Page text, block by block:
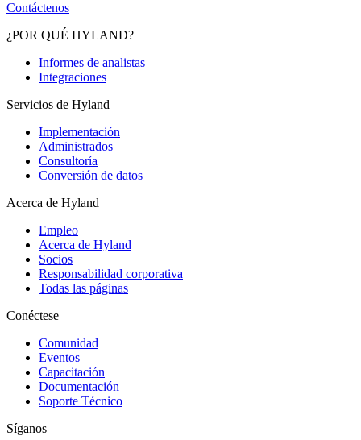
Contáctenos
¿POR QUÉ HYLAND?
Informes de analistas
Integraciones
Servicios de Hyland
Implementación
Administrados
Consultoría
Conversión de datos
Acerca de Hyland
Empleo
Acerca de Hyland
Socios
Responsabilidad corporativa
Todas las páginas
Conéctese
Comunidad
Eventos
Capacitación
Documentación
Soporte Técnico
Síganos